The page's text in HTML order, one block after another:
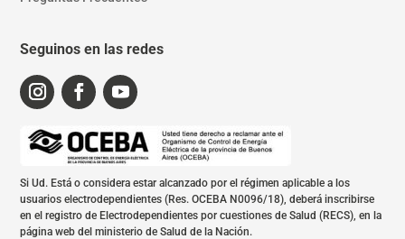
Seguinos en las redes
Si Ud. Está o considera estar alcanzado por el régimen aplicable a los
usuarios electrodependientes (Res. OCEBA N0096/18), deberá inscribirse
en el registro de Electrodependientes por cuestiones de Salud (RECS), en la
página web del ministerio de Salud de la Nación.